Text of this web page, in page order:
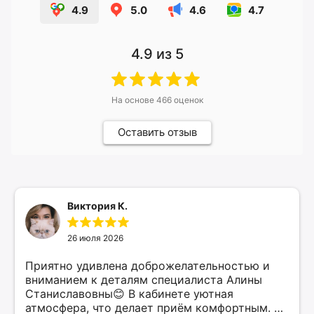
4.9 5.0 4.6 4.7
4.9 из 5
На основе 466оценок
Оставить отзыв
Виктория К.
26 июля 2026
Приятно удивлена доброжелательностью и
вниманием к деталям специалиста Алины
Станиславовны😊 В кабинете уютная
атмосфера, что делает приём комфортным. Я